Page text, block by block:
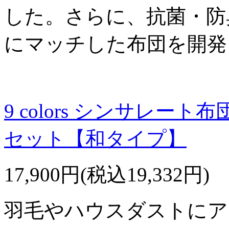
した。さらに、抗菌・
にマッチした布団を開
9 colors シンサレート布
セット【和タイプ】
17,900円(税込19,332円)
羽毛やハウスダストに